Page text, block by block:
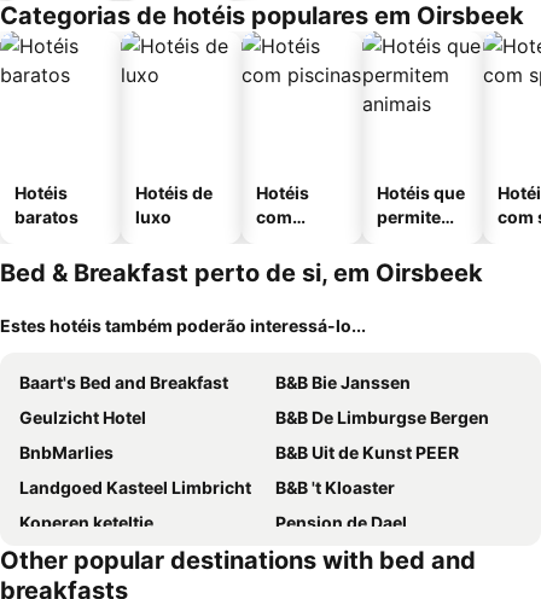
Categorias de hotéis populares em Oirsbeek
Hotéis
baratos
Hotéis de
luxo
Hotéis
com
Hotéis que
permitem
com
Bed & Breakfast perto de si, em Oirsbeek
Estes hotéis também poderão interessá-lo...
Baart's Bed and Breakfast
B&B Bie Janssen
Geulzicht Hotel
B&B De Limburgse Bergen
BnbMarlies
B&B Uit de Kunst PEER
Landgoed Kasteel Limbricht
B&B 't Kloaster
Koperen keteltje
Pension de Dael
Panorama Sousberg B&B en appartementen
TweeZeven
Sint Pieter
Other popular destinations with bed and
breakfasts